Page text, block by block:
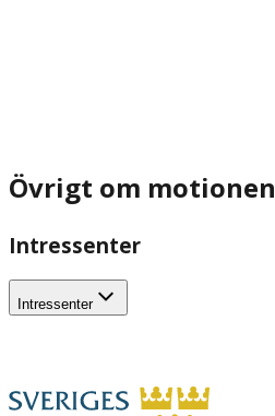
Övrigt om motionen
Intressenter
Intressenter